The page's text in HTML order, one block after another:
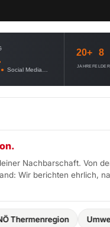
● Social Media Webdesign ● AI
20+
JAHRE
8
FELDER
Nachbarschaft. Von
Wir berichten ehrlich,
Umwelt Baden